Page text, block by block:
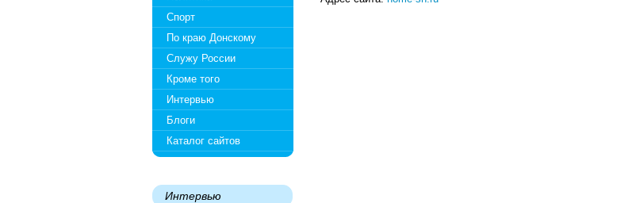
Спорт
По краю Донскому
Служу России
Кроме того
Интервью
Блоги
Каталог сайтов
Интервью